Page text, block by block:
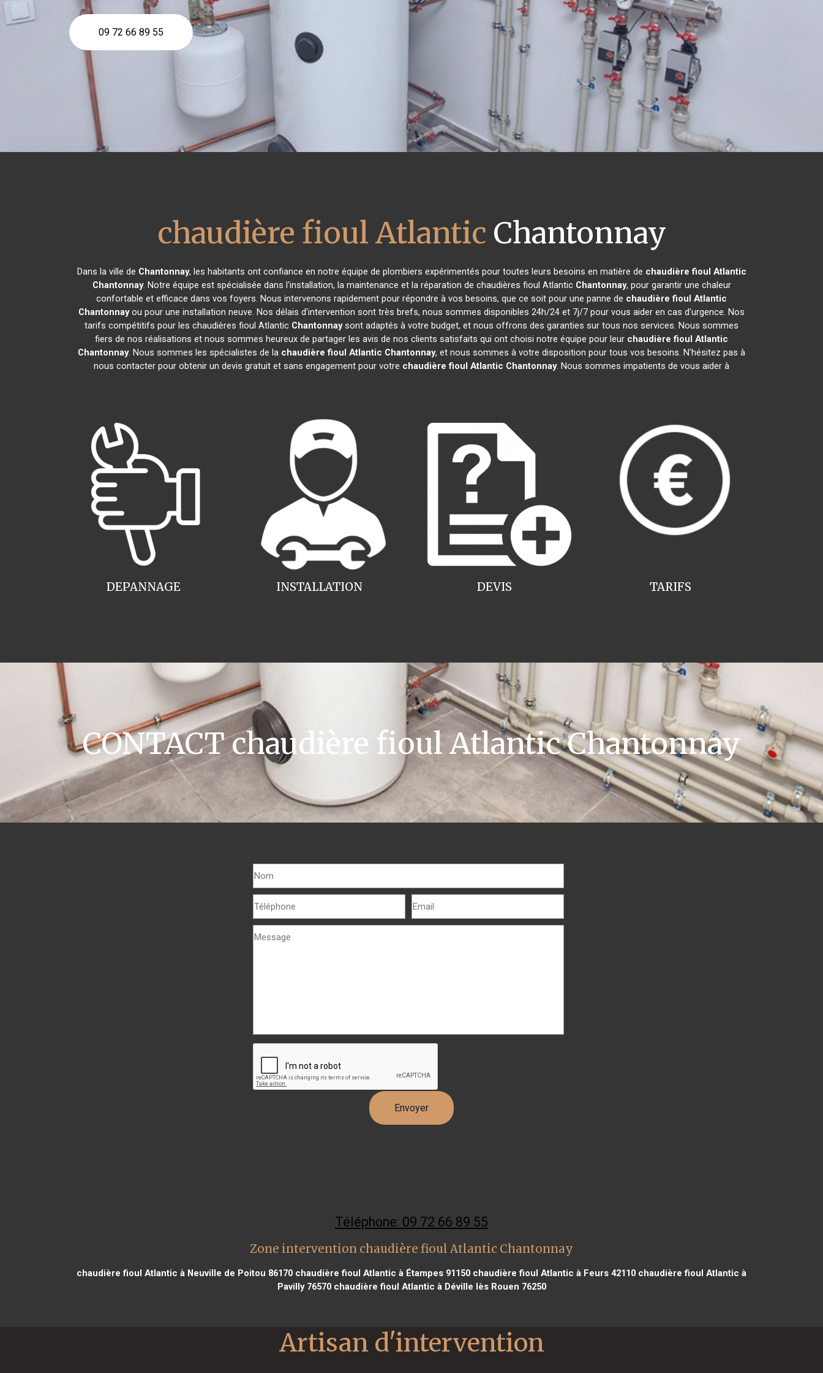
09 72 66 89 55
chaudière fioul Atlantic Chantonnay
Dans la ville de Chantonnay, les habitants ont confiance en notre équipe de plombiers expérimentés pour toutes leurs besoins en matière de chaudière fioul Atlantic
Chantonnay. Notre équipe est spécialisée dans l'installation, la maintenance et la réparation de chaudières fioul Atlantic Chantonnay, pour garantir une chaleur
confortable et efficace dans vos foyers. Nous intervenons rapidement pour répondre à vos besoins, que ce soit pour une panne de chaudière fioul Atlantic
Chantonnayou pour une installation neuve. Nos délais d'intervention sont très brefs, nous sommes disponibles 24h/24 et 7j/7 pour vous aider en cas d'urgence. Nos
tarifs compétitifs pour les chaudières fioul Atlantic Chantonnaysont adaptés à votre budget, et nous offrons des garanties sur tous nos services. Nous sommes
fiers de nos réalisations et nous sommes heureux de partager les avis de nos clients satisfaits qui ont choisi notre équipe pour leur chaudière fioul Atlantic
Chantonnay. Nous sommes les spécialistes de la chaudière fioul Atlantic Chantonnay, et nous sommes à votre disposition pour tous vos besoins. N'hésitez pas à
nous contacter pour obtenir un devis gratuit et sans engagement pour votre chaudière fioul Atlantic Chantonnay. Nous sommes impatients de vous aider à
INSTALLATION
DEPANNAGE TARIFS
DEVIS
CONTACT chaudière fioul Atlantic Chantonnay
Téléphone: 09 72 66 89 55
Zone intervention chaudière fioul Atlantic Chantonnay
chaudière fioul Atlantic à Neuville de Poitou 86170 chaudière fioul Atlantic à Étampes 91150 chaudière fioul Atlantic à Feurs 42110 chaudière fioul Atlantic à
Pavilly 76570chaudière fioul Atlantic à Déville lès Rouen 76250
Artisan d'intervention